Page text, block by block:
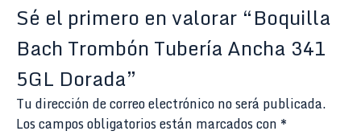
Sé el primero en valorar “Boquilla
Bach Trombón Tubería Ancha 341
5GL Dorada”
Tu dirección de correo electrónico no será publicada.
Los campos obligatorios están marcados con *